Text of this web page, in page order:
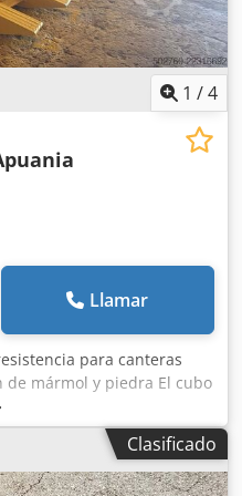
1 /4
Llamar
para canteras
mármol y piedra El cubo
está diseñado
tareas de extracción de
natural, extracción de
de gran resistencia. Su
Clasificado